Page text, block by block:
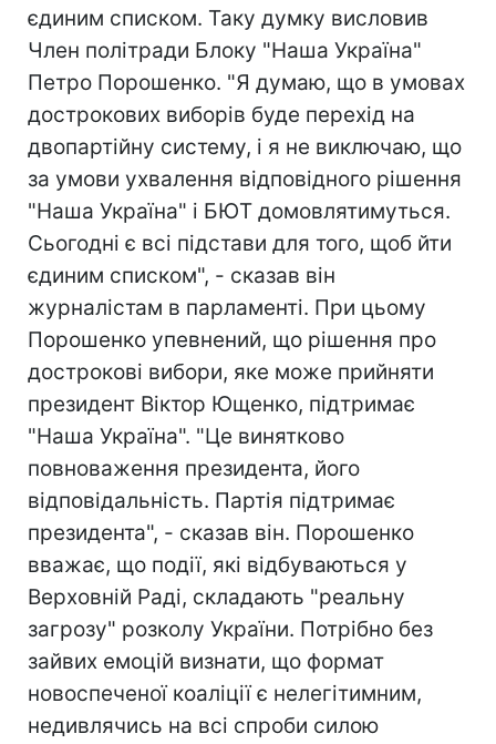
єдиним списком. Таку думку висловив
Член політради Блоку "Наша Україна"
Петро Порошенко. "Я думаю, що в умовах
дострокових виборів буде перехід на
двопартійну систему, і я не виключаю, що
за умови ухвалення відповідного рішення
"Наша Україна" і БЮТ домовлятимуться.
Сьогодні є всі підстави для того, щоб йти
єдиним списком", - сказав він
журналістам в парламенті. При цьому
Порошенко упевнений, що рішення про
дострокові вибори, яке може прийняти
президент Віктор Ющенко, підтримає
"Наша Україна". "Це винятково
повноваження президента, його
відповідальність. Партія підтримає
президента", - сказав він. Порошенко
вважає, що події, які відбуваються у
Верховній Раді, складають "реальну
загрозу" розколу України. Потрібно без
зайвих емоцій визнати, що формат
новоспеченої коаліції є нелегітимним,
недивлячись на всі спроби силою